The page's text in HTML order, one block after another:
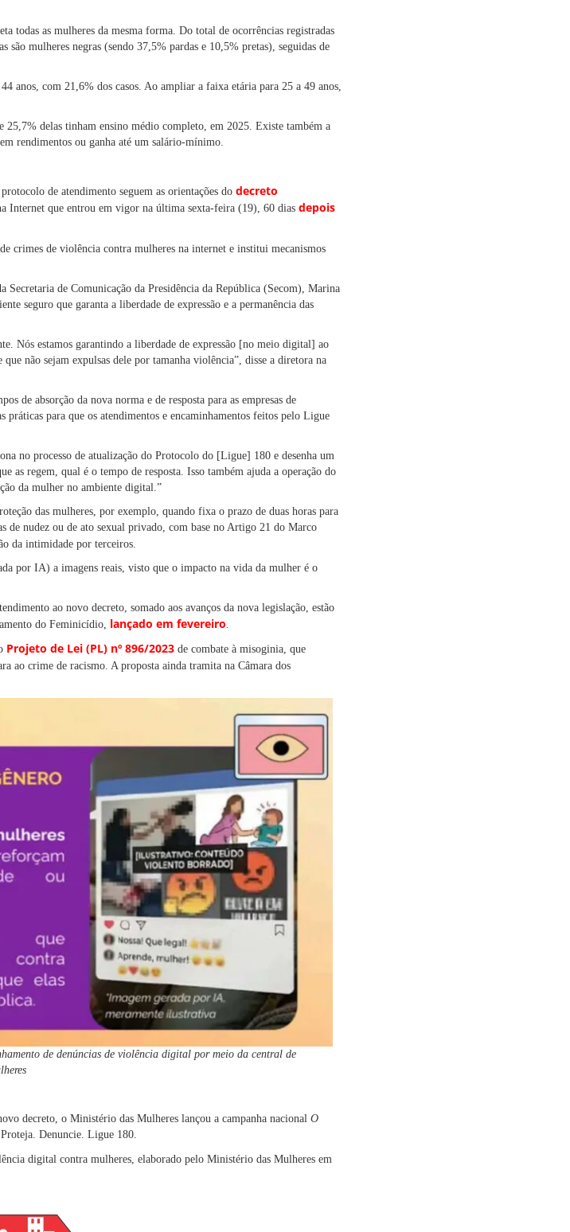
todas as mulheres da mesma forma. Do total de ocorrências registradas
são mulheres negras (sendo 37,5% pardas e 10,5% pretas), seguidas de
anos, com 21,6% dos casos. Ao ampliar a faixa etária para 25 a 49 anos,
delas tinham ensino médio completo, em 2025. Existe também a
rendimentos ou ganha até um salário-mínimo.
de atendimento seguem as orientações do decreto
Internet que entrou em vigor na última sexta-feira (19), 60 dias depois
crimes de violência contra mulheres na internet e institui mecanismos
de Comunicação da Presidência da República (Secom), Marina
seguro que garanta a liberdade de expressão e a permanência das
Nós estamos garantindo a liberdade de expressão [no meio digital] ao
não sejam expulsas dele por tamanha violência”, disse a diretora na
de absorção da nova norma e de resposta para as empresas de
para que os atendimentos e encaminhamentos feitos pelo Ligue
no processo de atualização do Protocolo do [Ligue] 180 e desenha um
as regem, qual é o tempo de resposta. Isso também ajuda a operação do
da mulher no ambiente digital.”
das mulheres, por exemplo, quando fixa o prazo de duas horas para
de nudez ou de ato sexual privado, com base no Artigo 21 do Marco
da intimidade por terceiros.
por IA) a imagens reais, visto que o impacto na vida da mulher é o
ao novo decreto, somado aos avanços da nova legislação, estão
do Feminicídio, lançado em fevereiro.
Projeto de Lei (PL) nº 896/2023 de combate à misoginia, que
ao crime de racismo. A proposta ainda tramita na Câmara dos
de denúncias de violência digital por meio da central de
decreto, o Ministério das Mulheres lançou a campanha nacional O
Denuncie. Ligue 180.
digital contra mulheres, elaborado pelo Ministério das Mulheres em